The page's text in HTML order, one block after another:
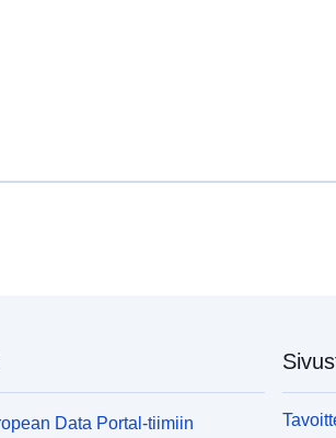
Data Portal-tiimiin